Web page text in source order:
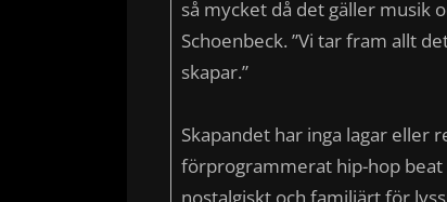
så mycket då det gäller musik
Schoenbeck. ”Vi tar fram allt
skapar.”
Skapandet har inga lagar eller
förprogrammerat hip-hop beat